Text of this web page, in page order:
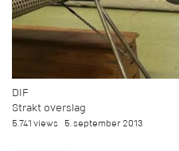
DIF
Strakt overslag
5.741 views 5. september 2013